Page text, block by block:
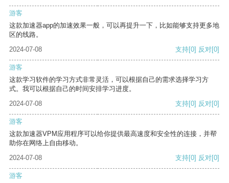
游客
这款加速器app的加速效果一般，可以再提升一下，比如能够支持更多地
区的线路。
2024-07-08
支持[0] 反对[0]
游客
这款学习软件的学习方式非常灵活，可以根据自己的需求选择学习方
式。我可以根据自己的时间安排学习进度。
2024-07-08
支持[0] 反对[0]
游客
这款加速器VPM应用程序可以给你提供最高速度和安全性的连接，并帮
助你在网络上自由移动。
2024-07-08
支持[0] 反对[0]
游客